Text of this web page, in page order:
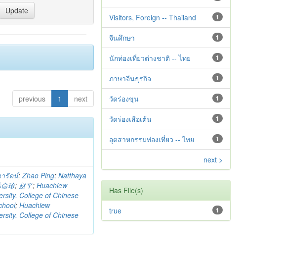
previous 1 next
รัตน์;Zhao Ping;Natthaya
珍; 赵平;Huachiew
College of Chinese
;Huachiew
College of Chinese
1
Visitors, Foreign -- Thailand
1
จีนศึกษา
1
นักท่องเที่ยวต่างชาติ -- ไทย
1
ภาษาจีนธุรกิจ
1
วัดร่องขุน
1
วัดร่องเสือเต้น
1
อุตสาหกรรมท่องเที่ยว -- ไทย
next >
Has File(s)
1
true